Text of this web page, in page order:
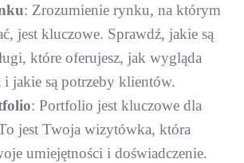
: Zrozumienie rynku, na którym
jest kluczowe. Sprawdź, jakie są
które oferujesz, jak wygląda
jakie są potrzeby klientów.
: Portfolio jest kluczowe dla
jest Twoja wizytówka, która
umiejętności i doświadczenie.